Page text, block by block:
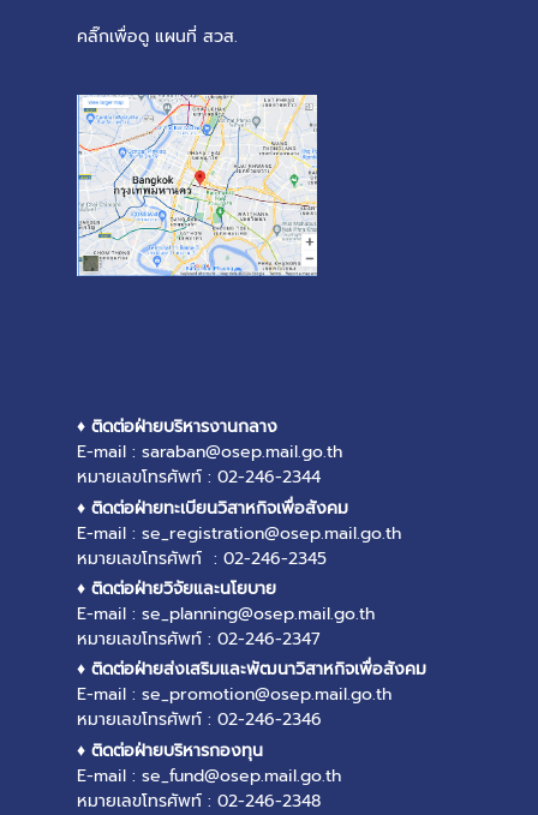
คลิ๊กเพื่อดู แผนที่ สวส.
♦ ติดต่อฝ่ายบริหารงานกลาง
E-mail : saraban@osep.mail.go.th
หมายเลขโทรศัพท์ : 02-246-2344
♦ ติดต่อฝ่ายทะเบียนวิสาหกิจเพื่อสังคม
E-mail : se_registration@osep.mail.go.th
หมายเลขโทรศัพท์ : 02-246-2345
♦ ติดต่อฝ่ายวิจัยและนโยบาย
E-mail : se_planning@osep.mail.go.th
หมายเลขโทรศัพท์ : 02-246-2347
♦ ติดต่อฝ่ายส่งเสริมและพัฒนาวิสาหกิจเพื่อสังคม
E-mail : se_promotion@osep.mail.go.th
หมายเลขโทรศัพท์ : 02-246-2346
♦ ติดต่อฝ่ายบริหารกองทุน
E-mail : se_fund@osep.mail.go.th
หมายเลขโทรศัพท์ : 02-246-2348